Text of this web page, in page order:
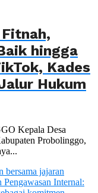
hingga
Kades
Hukum
Kepala Desa
Probolinggo,